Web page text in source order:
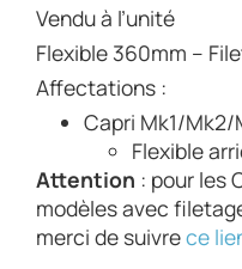
Vendu à l’unité
Flexible 360mm –
Affectations :
Capri Mk1/Mk2/
Flexible
Attention : pour les
modèles avec
merci de suivrece